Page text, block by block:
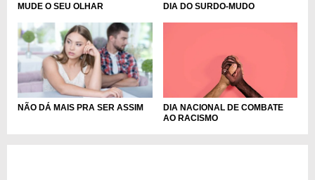
MUDE O SEU OLHAR DIA DO SURDO-MUDO
NÃO DÁ MAIS PRA SER ASSIM
DIA NACIONAL DE COMBATE
AO RACISMO